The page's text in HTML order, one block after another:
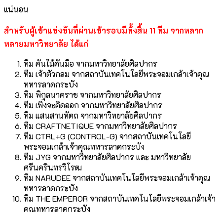
แน่นอน
สำหรับผู้เข้าแข่งขันที่ผ่านเข้ารอบมีทั้งสิ้น 11 ทีม จากหลาก
หลายมหาวิทยาลัย ได้แก่
ทีม คันไม้คันมือ จากมหาวิทยาลัยศิลปากร
ทีม เจ้าตัวกลม จากสถาบันเทคโนโลยีพระจอมเกล้าเจ้าคุณ
ทหารลาดกระบัง
ทีม พิกุลนาคราช จากมหาวิทยาลัยศิลปากร
ทีม เพิ่งจะคิดออก จากมหาวิทยาลัยศิลปากร
ทีม แสนสานหัตถ จากมหาวิทยาลัยศิลปากร
ทีม CRAFTNETIQUE จากมหาวิทยาลัยศิลปากร
ทีม CTRL+G (CONTROL-G) จากสถาบันเทคโนโลยี
พระจอมเกล้าเจ้าคุณทหารลาดกระบัง
ทีม JYG จากมหาวิทยาลัยศิลปากร และ มหาวิทยาลัย
ศรีนครินทรวิโรฒ
ทีม NARUDEE จากสถาบันเทคโนโลยีพระจอมเกล้าเจ้าคุณ
ทหารลาดกระบัง
ทีม THE EMPEROR จากสถาบันเทคโนโลยีพระจอมเกล้าเจ้า
คุณทหารลาดกระบัง